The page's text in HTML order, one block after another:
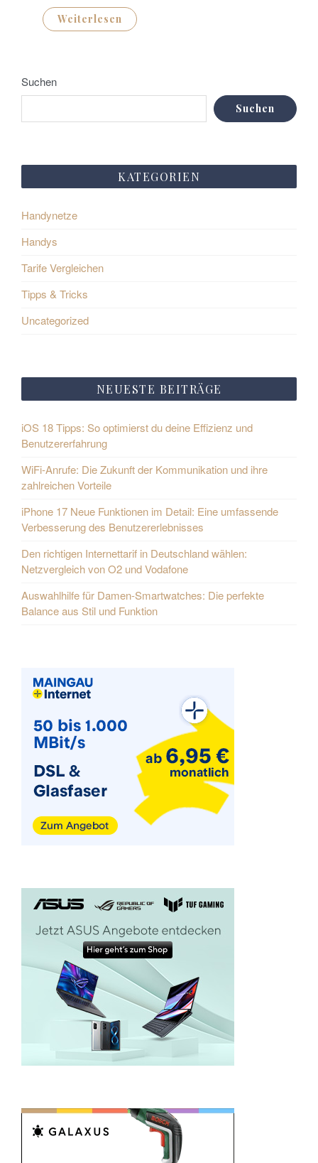
Weiterlesen
Suchen
Suchen
KATEGORIEN
Handynetze
Handys
Tarife Vergleichen
Tipps & Tricks
Uncategorized
NEUESTE BEITRÄGE
iOS 18 Tipps: So optimierst du deine Effizienz und
Benutzererfahrung
WiFi-Anrufe: Die Zukunft der Kommunikation und ihre
zahlreichen Vorteile
iPhone 17 Neue Funktionen im Detail: Eine umfassende
Verbesserung des Benutzererlebnisses
Den richtigen Internettarif in Deutschland wählen:
Netzvergleich von O2 und Vodafone
Auswahlhilfe für Damen-Smartwatches: Die perfekte
Balance aus Stil und Funktion